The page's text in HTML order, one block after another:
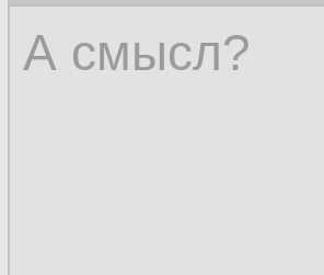
А смысл?